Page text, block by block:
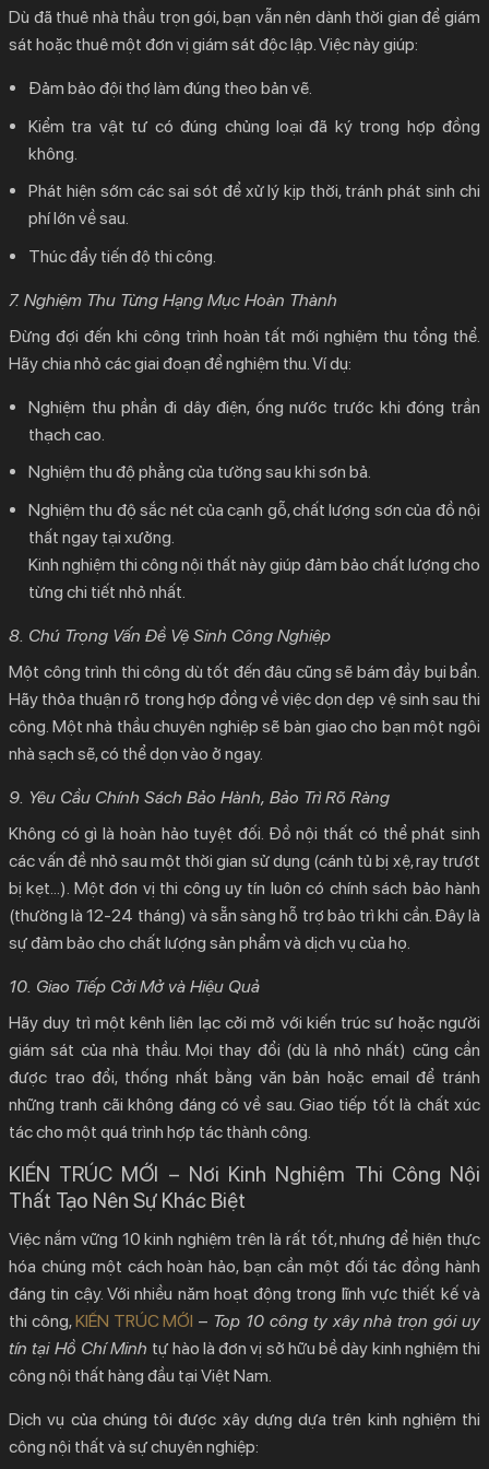
Dù đã thuê nhà thầu trọn gói, bạn vẫn nên dành thời gian để giám
sát hoặc thuê một đơn vị giám sát độc lập. Việc này giúp:
Đảm bảo đội thợ làm đúng theo bản vẽ.
Kiểm tra vật tư có đúng chủng loại đã ký trong hợp đồng
không.
Phát hiện sớm các sai sót để xử lý kịp thời, tránh phát sinh chi
phí lớn về sau.
Thúc đẩy tiến độ thi công.
7. Nghiệm Thu Từng Hạng Mục Hoàn Thành
Đừng đợi đến khi công trình hoàn tất mới nghiệm thu tổng thể.
Hãy chia nhỏ các giai đoạn để nghiệm thu. Ví dụ:
Nghiệm thu phần đi dây điện, ống nước trước khi đóng trần
thạch cao.
Nghiệm thu độ phẳng của tường sau khi sơn bả.
Nghiệm thu độ sắc nét của cạnh gỗ, chất lượng sơn của đồ nội
thất ngay tại xưởng.
Kinh nghiệm thi công nội thất này giúp đảm bảo chất lượng cho
từng chi tiết nhỏ nhất.
8. Chú Trọng Vấn Đề Vệ Sinh Công Nghiệp
Một công trình thi công dù tốt đến đâu cũng sẽ bám đầy bụi bẩn.
Hãy thỏa thuận rõ trong hợp đồng về việc dọn dẹp vệ sinh sau thi
công. Một nhà thầu chuyên nghiệp sẽ bàn giao cho bạn một ngôi
nhà sạch sẽ, có thể dọn vào ở ngay.
9. Yêu Cầu Chính Sách Bảo Hành, Bảo Trì Rõ Ràng
Không có gì là hoàn hảo tuyệt đối. Đồ nội thất có thể phát sinh
các vấn đề nhỏ sau một thời gian sử dụng (cánh tủ bị xệ, ray trượt
bị kẹt…). Một đơn vị thi công uy tín luôn có chính sách bảo hành
(thường là 12-24 tháng) và sẵn sàng hỗ trợ bảo trì khi cần. Đây là
sự đảm bảo cho chất lượng sản phẩm và dịch vụ của họ.
10. Giao Tiếp Cởi Mở và Hiệu Quả
Hãy duy trì một kênh liên lạc cởi mở với kiến trúc sư hoặc người
giám sát của nhà thầu. Mọi thay đổi (dù là nhỏ nhất) cũng cần
được trao đổi, thống nhất bằng văn bản hoặc email để tránh
những tranh cãi không đáng có về sau. Giao tiếp tốt là chất xúc
tác cho một quá trình hợp tác thành công.
KIẾN TRÚC MỚI – Nơi Kinh Nghiệm Thi Công Nội
Thất Tạo Nên Sự Khác Biệt
Việc nắm vững 10 kinh nghiệm trên là rất tốt, nhưng để hiện thực
hóa chúng một cách hoàn hảo, bạn cần một đối tác đồng hành
đáng tin cậy. Với nhiều năm hoạt động trong lĩnh vực thiết kế và
thi công,KIẾN TRÚC MỚI – Top 10 công ty xây nhà trọn gói uy
tín tại Hồ Chí Minh tự hào là đơn vị sở hữu bề dày kinh nghiệm thi
công nội thất hàng đầu tại Việt Nam.
Dịch vụ của chúng tôi được xây dựng dựa trên kinh nghiệm thi
công nội thất và sự chuyên nghiệp: